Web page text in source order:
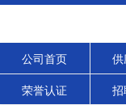
公司首页 供
荣誉认证 招